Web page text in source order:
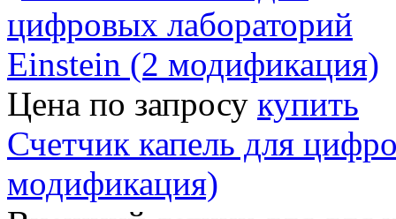
Цена по запросу купить
Счетчик капель для
модификация)